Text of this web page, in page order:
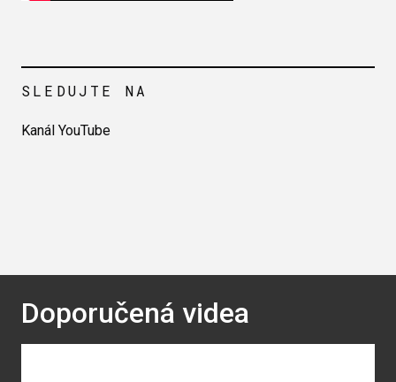
SLEDUJTE NA
Kanál YouTube
Doporučená videa